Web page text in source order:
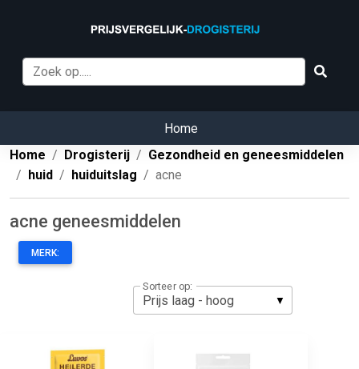
Home
Home
Drogisterij
Gezondheid en geneesmiddelen
huid
huiduitslag acne
acne geneesmiddelen
MERK:
Sorteer op: